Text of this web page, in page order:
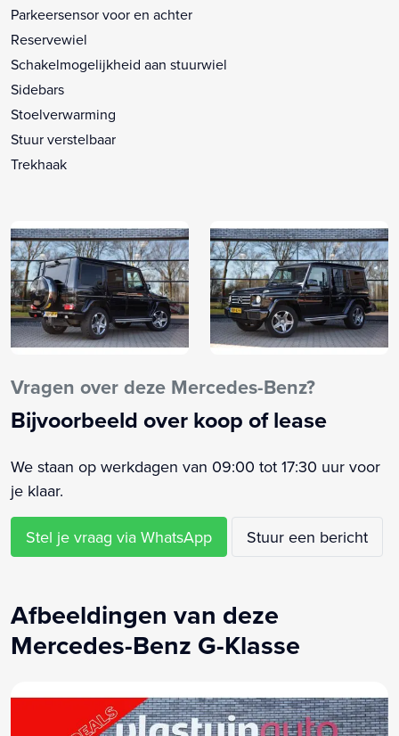
Parkeersensor voor en achter
Reservewiel
Schakelmogelijkheid aan stuurwiel
Sidebars
Stoelverwarming
Stuur verstelbaar
Trekhaak
Vragen over deze Mercedes-Benz?
Bijvoorbeeld over koop of lease
We staan op werkdagen van 09:00 tot 17:30 uur voor
je klaar.
Stel je vraag via WhatsApp Stuur een bericht
Afbeeldingen van deze
Mercedes-Benz G-Klasse